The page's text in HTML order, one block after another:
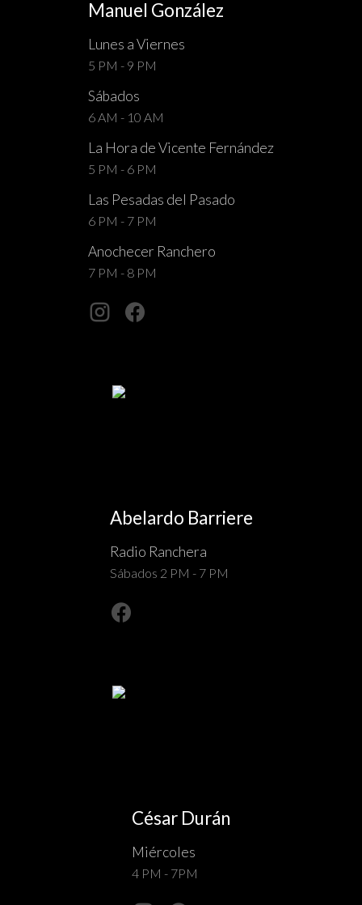
Manuel González
Lunes a Viernes
5 PM - 9 PM
Sábados
6 AM - 10 AM
La Hora de Vicente Fernández
5 PM - 6 PM
Las Pesadas del Pasado
6 PM - 7 PM
Anochecer Ranchero
7 PM - 8 PM
Abelardo Barriere
Radio Ranchera
Sábados 2 PM - 7 PM
César Durán
Miércoles
4 PM - 7PM